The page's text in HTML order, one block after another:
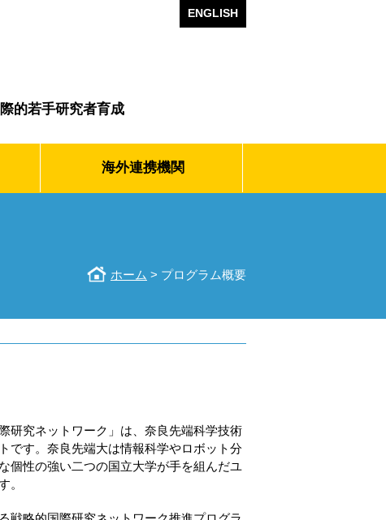
的若手研究者育成
ENGLISH
海外連携機関
ホーム > プログラム概要
研究ネットワーク」は、奈良先端科学技術
です。奈良先端大は情報科学やロボット分
個性の強い二つの国立大学が手を組んだユ
。